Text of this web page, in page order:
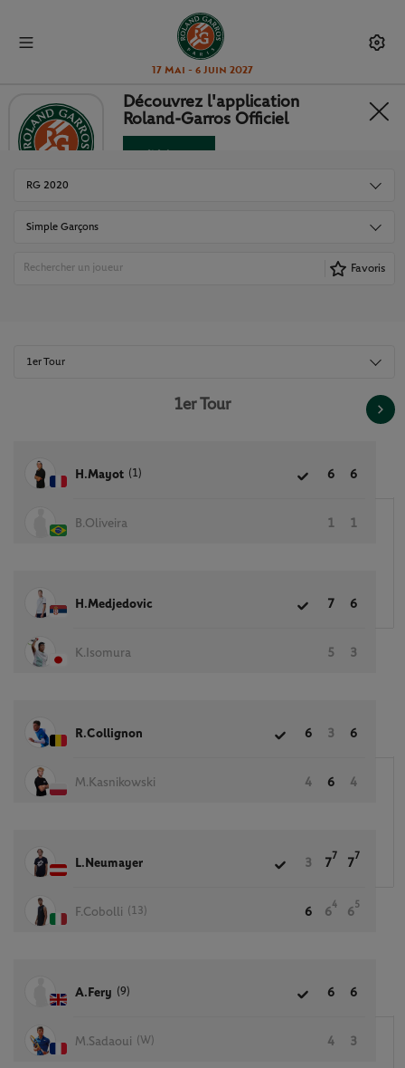
17 Mai - 6 Juin 2027
TABLEAUX ET RÉSULTATS
RG 2020
Simple Garçons
Favoris
1er Tour
1er Tour
H.Mayot (1) 6 6
B.Oliveira 1 1
H.Medjedovic 7 6
K.Isomura 5 3
R.Collignon 6 3 6
M.Kasnikowski 4 6 4
L.Neumayer 3 7
7
7
7
F.Cobolli (13) 6 6
4
6
5
A.Fery (9) 6 6
M.Sadaoui (W) 4 3
Découvrez l'application
Roland-Garros Officiel